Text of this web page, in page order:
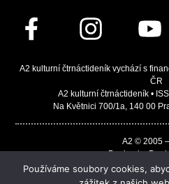
A2 kulturní čtrnáctideník vychází s
ČR
A2 kulturní čtrnáctideník •
Na Květnici 700/1a, 140 00
A2 © 2005
Design by
Built by JASA-
Používáme soubory cookies,